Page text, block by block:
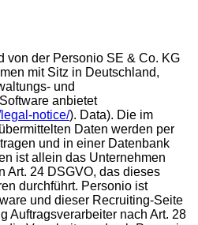
von der Personio SE & Co. KG
mit Sitz in Deutschland,
und
anbietet
notice/). Data). Die im
Daten werden per
und in einer Datenbank
ist allein das Unternehmen
Art. 24 DSGVO, das dieses
durchführt. Personio ist
und dieser Recruiting-Seite
Auftragsverarbeiter nach Art. 28